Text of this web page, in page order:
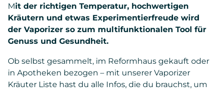
Mit der richtigen Temperatur, hochwertigen
Kräutern und etwas Experimentierfreude wird
der Vaporizer so zum multifunktionalen Tool für
Genuss und Gesundheit.
Ob selbst gesammelt, im Reformhaus gekauft oder
in Apotheken bezogen – mit unserer Vaporizer
Kräuter Liste hast du alle Infos, die du brauchst, um